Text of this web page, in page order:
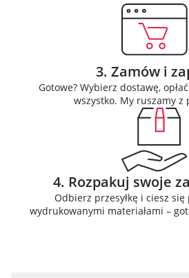
3. Zamów i
Gotowe? Wybierz dostawę,
wszystko. My ruszamy z
4. Rozpakuj swoje
Odbierz przesyłkę i ciesz
wydrukowanymi materiałami –